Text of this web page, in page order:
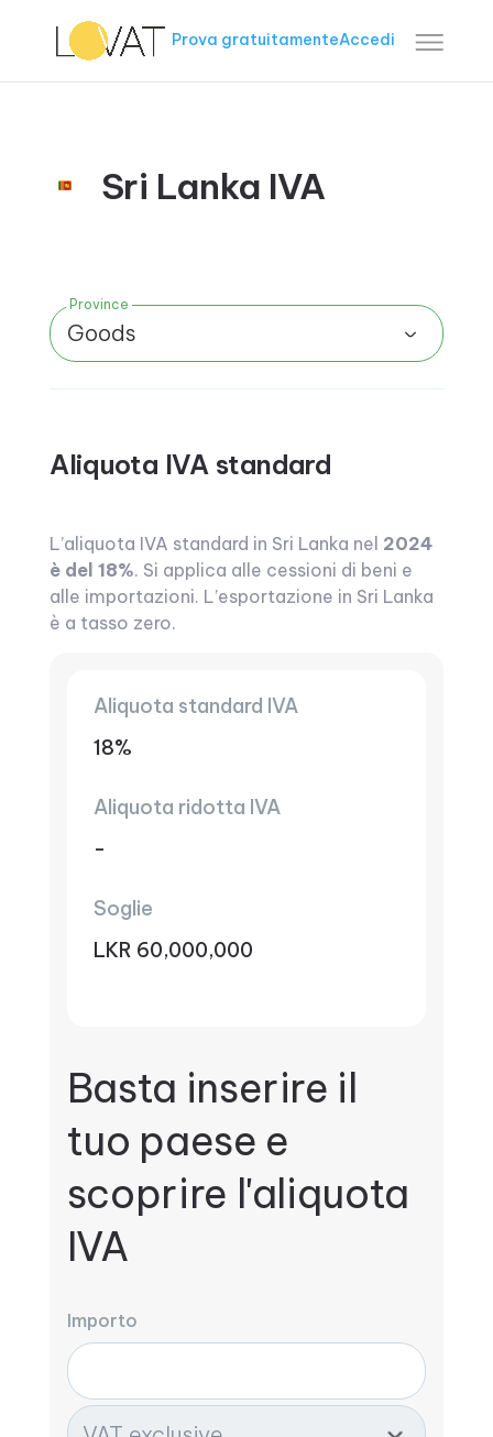
Prova gratuitamenteAccedi
Sri Lanka IVA
Province
Goods
Aliquota IVA standard
L’aliquota IVA standard in Sri Lanka nel 2024
è del 18%. Si applica alle cessioni di beni e
alle importazioni. L’esportazione in Sri Lanka
è a tasso zero.
Aliquota standard IVA
18%
Aliquota ridotta IVA
-
Soglie
LKR 60,000,000
Basta inserire il
tuo paese e
scoprire l'aliquota
IVA
Importo